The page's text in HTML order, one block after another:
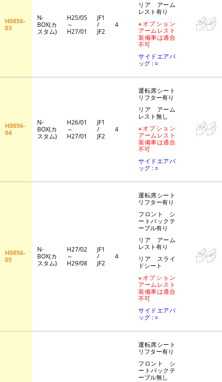
H0056-
03
N-
BOX(カ
スタム)
H25/05
～
H27/01
JF1
/
JF2
4
リア アーム
レスト有り
※オプション
アームレスト
装備車は適合
不可
サイドエアバ
ッグ : ○
H0056-
04
N-
BOX(カ
スタム)
H26/01
～
H27/01
JF1
/
JF2
4
運転席シート
リフター有り
リア アーム
レスト無し
※オプション
アームレスト
装備車は適合
不可
サイドエアバ
ッグ : ○
H0056-
05
N-
BOX(カ
スタム)
H27/02
～
H29/08
JF1
/
JF2
4
運転席シート
リフター有り
フロント シ
ートバックテ
ーブル有り
リア アーム
レスト有り
リア スライ
ドシート
※オプション
アームレスト
装備車は適合
不可
サイドエアバ
ッグ : ○
運転席シート
リフター有り
フロント シ
ートバックテ
ーブル無し